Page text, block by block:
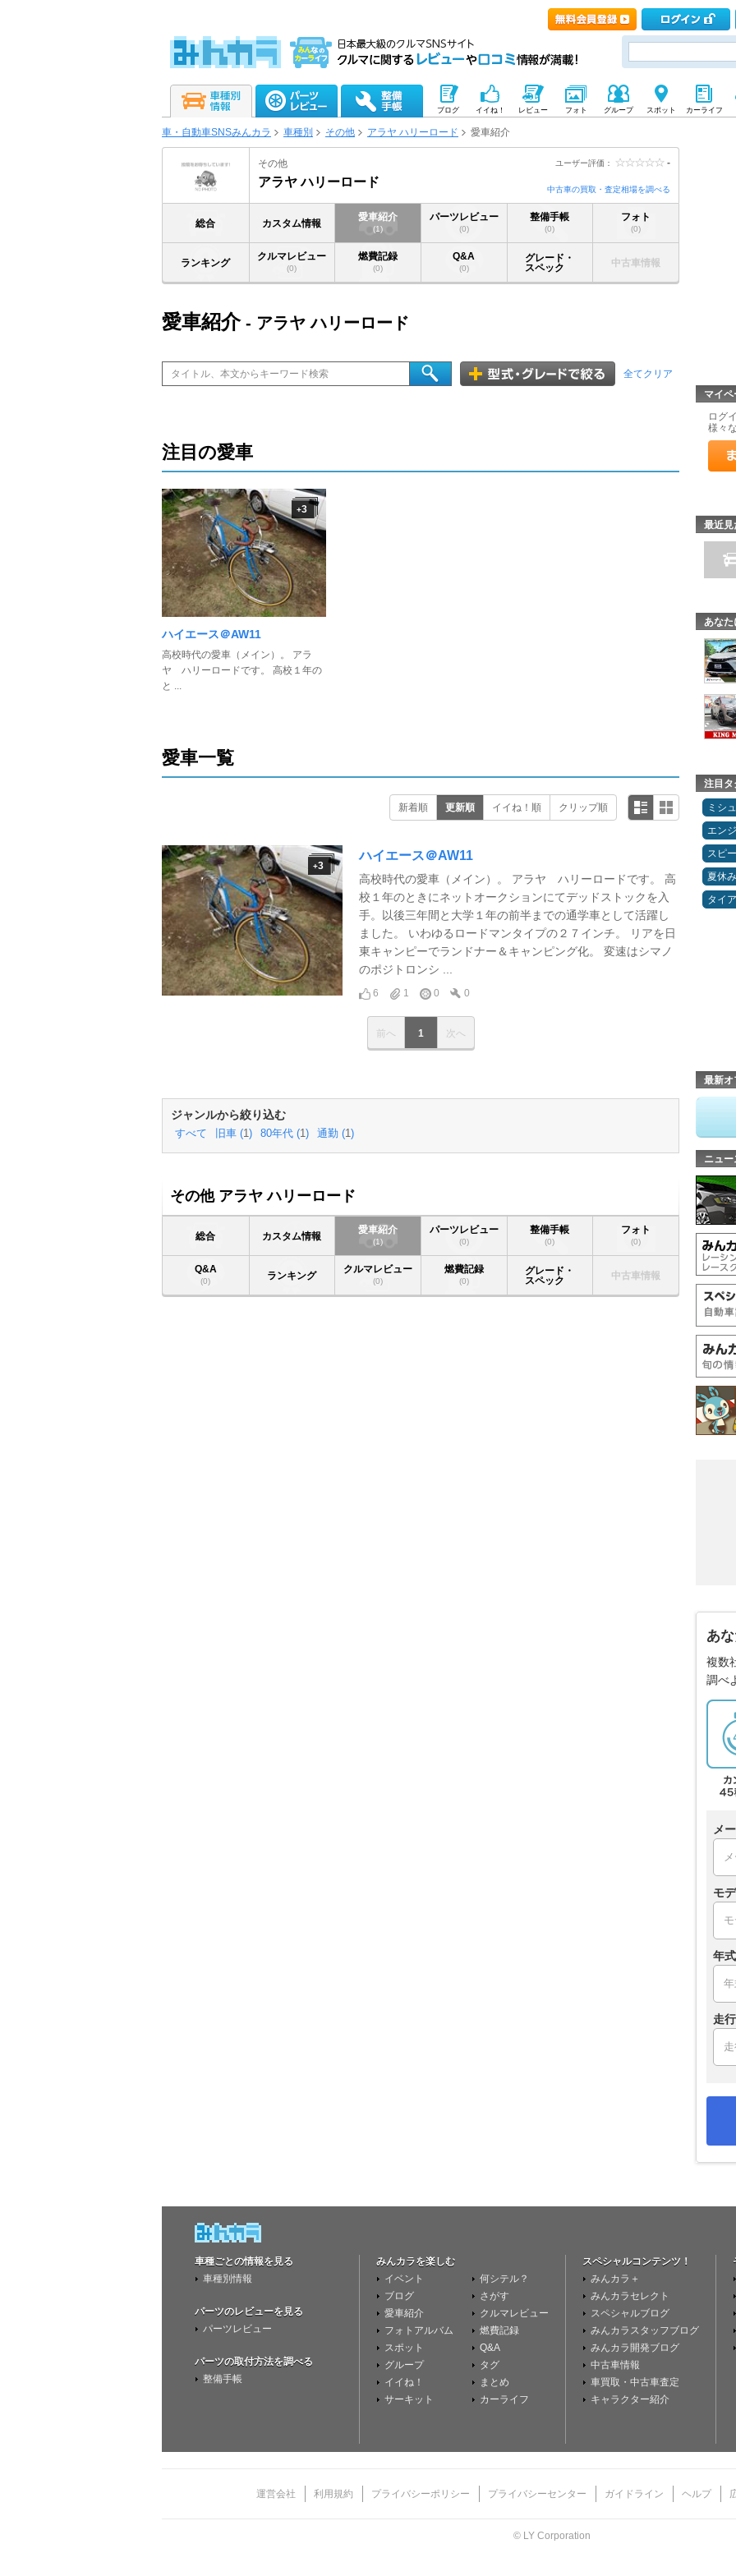
ブログ イイね！ レビュー フォト グループ スポット カーライフ
車・自動車SNSみんカラ 車種別 その他 アラヤ ハリーロード 愛車紹介
ユーザー評価： -
その他
アラヤ ハリーロード
中古車の買取・査定相場を調べる
総合 カスタム情報
愛車紹介
(1)
パーツレビュー
(0)
整備手帳
(0)
フォト
(0)
ランキング
クルマレビュー
(0)
燃費記録
(0)
Q&A
(0)
グレード・
スペック
中古車情報
愛車紹介- アラヤ ハリーロード
全てクリア
注目の愛車
+3
ハイエース＠AW11
高校時代の愛車（メイン）。 アラ
ヤ ハリーロードです。 高校１年の
と ...
愛車一覧
新着順 更新順 イイね！順 クリップ順
+3
ハイエース＠AW11
高校時代の愛車（メイン）。 アラヤ ハリーロードです。 高
校１年のときにネットオークションにてデッドストックを入
手。以後三年間と大学１年の前半までの通学車として活躍し
ました。 いわゆるロードマンタイプの２７インチ。 リアを日
東キャンピーでランドナー＆キャンピング化。 変速はシマノ
のポジトロンシ ...
6 1 0 0
前へ 1 次へ
ジャンルから絞り込む
すべて 旧車 (1) 80年代 (1) 通勤 (1)
その他 アラヤ ハリーロード
総合 カスタム情報
愛車紹介
(1)
パーツレビュー
(0)
整備手帳
(0)
フォト
(0)
Q&A
(0) ランキング
クルマレビュー
(0)
燃費記録
(0)
グレード・
スペック
中古車情報
マイ
ログ
様々
最近見
あなた
注目タ
ミシ
エン
スピ
夏休み
タイ
最新オ
ニュー
あ
複数
調べ
メ
モ
年式
走
車種ごとの情報を見る
車種別情報
パーツのレビューを見る
パーツレビュー
パーツの取付方法を調べる
整備手帳
みんカラを楽しむ
イベント
ブログ
愛車紹介
フォトアルバム
スポット
グループ
イイね！
サーキット
何シテル？
さがす
クルマレビュー
燃費記録
Q&A
タグ
まとめ
カーライフ
スペシャルコンテンツ！
みんカラ＋
みんカラセレクト
スペシャルブログ
みんカラスタッフブログ
みんカラ開発ブログ
中古車情報
車買取・中古車査定
キャラクター紹介
運営会社 利用規約 プライバシーポリシー プライバシーセンター ガイドライン ヘルプ
© LY Corporation